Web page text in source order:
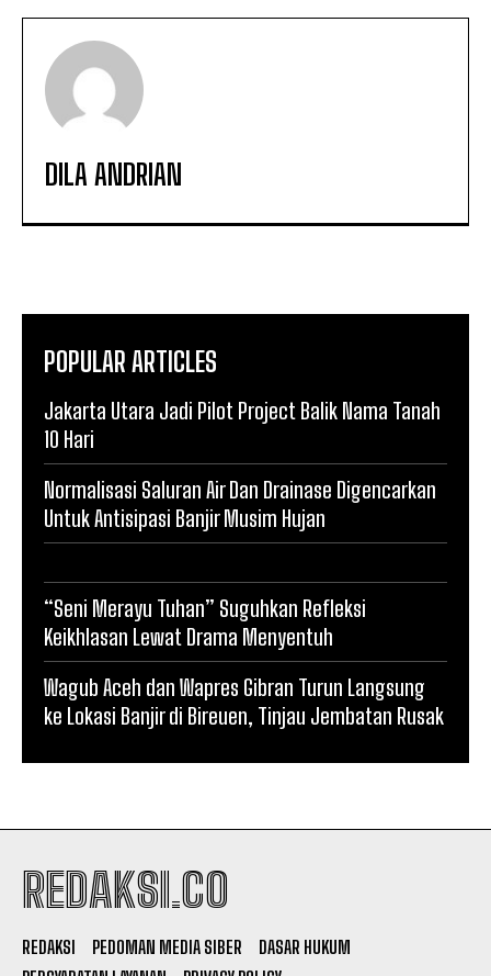
DILA ANDRIAN
POPULAR ARTICLES
Jakarta Utara Jadi Pilot Project Balik Nama Tanah
10 Hari
Normalisasi Saluran Air Dan Drainase Digencarkan
Untuk Antisipasi Banjir Musim Hujan
“Seni Merayu Tuhan” Suguhkan Refleksi
Keikhlasan Lewat Drama Menyentuh
Wagub Aceh dan Wapres Gibran Turun Langsung
ke Lokasi Banjir di Bireuen, Tinjau Jembatan Rusak
REDAKSI.CO
REDAKSI PEDOMAN MEDIA SIBER
DASAR HUKUM